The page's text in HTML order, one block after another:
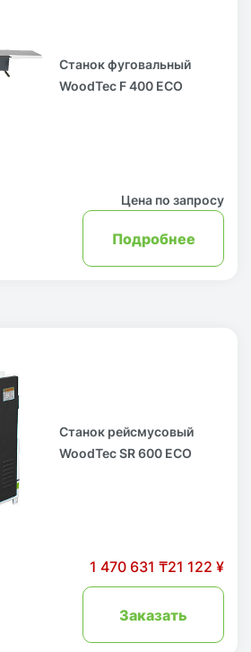
Станок фуговальный
WoodTec F 400 ECO
Цена по запросу
Подробнее
Станок рейсмусовый
WoodTec SR 600 ECO
1 470 631 ₸21 122 ¥
Заказать